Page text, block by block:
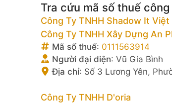
Tra cứu mã số thuế
Công Ty TNHH Shadow It Việt
Công Ty TNHH Xây Dựng An
Mã số thuế: 0111563914
Người đại diện: Vũ Gia Bình
Địa chỉ: Số 3 Lương Yên,
Công Ty TNHH D'oria